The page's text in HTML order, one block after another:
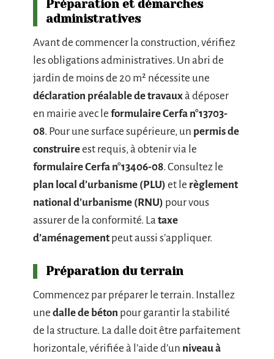
Préparation et démarches
administratives
Avant de commencer la construction, vérifiez
les obligations administratives. Un abri de
jardin de moins de 20 m² nécessite une
déclaration préalable de travauxà déposer
en mairie avec le formulaire Cerfa n°13703-
08. Pour une surface supérieure, un permis de
construireest requis, à obtenir via le
formulaire Cerfa n°13406-08. Consultez le
plan local d’urbanisme (PLU) et le règlement
national d’urbanisme (RNU) pour vous
assurer de la conformité. La taxe
d’aménagementpeut aussi s’appliquer.
Préparation du terrain
Commencez par préparer le terrain. Installez
une dalle de béton pour garantir la stabilité
de la structure. La dalle doit être parfaitement
horizontale, vérifiée à l’aide d’un niveau à